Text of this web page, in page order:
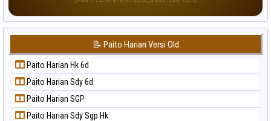
Paito Warna Sydney
Paito Warna Sydney Lottery
Paito Warna Sydney Lottery 6d
Paito Warna Sydney Lotto
Paito Warna Sydney Pools 6d
Paito Warna Taipei
📝 Paito Harian Versi Old
Paito Harian Hk 6d
Paito Harian Sdy 6d
Paito Harian SGP
Paito Harian Sdy Sgp Hk